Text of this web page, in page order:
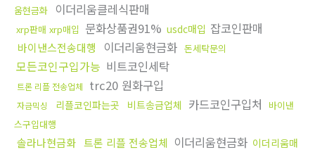
움현금화
이더리움클레식판매
xrp판매 xrp매입 문화상품권91% usdc매입 잡코인판매
바이낸스전송대행 이더리움현금화 돈세탁문의
모든코인구입가능 비트코인세탁
트론 리플 전송업체 trc20 원화구입
자금믹싱 리플코인파는곳 비트송금업체 카드코인구입처
바이낸
스구입대행
솔라나현금화 트론 리플 전송업체 이더리움현금화 이더리움매